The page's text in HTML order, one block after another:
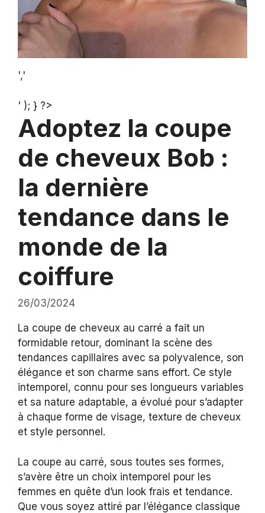
','
' ); } ?>
Adoptez la coupe
de cheveux Bob :
la dernière
tendance dans le
monde de la
coiffure
26/03/2024
La coupe de cheveux au carré a fait un
formidable retour, dominant la scène des
tendances capillaires avec sa polyvalence, son
élégance et son charme sans effort. Ce style
intemporel, connu pour ses longueurs variables
et sa nature adaptable, a évolué pour s’adapter
à chaque forme de visage, texture de cheveux
et style personnel.
La coupe au carré, sous toutes ses formes,
s’avère être un choix intemporel pour les
femmes en quête d’un look frais et tendance.
Que vous soyez attiré par l’élégance classique